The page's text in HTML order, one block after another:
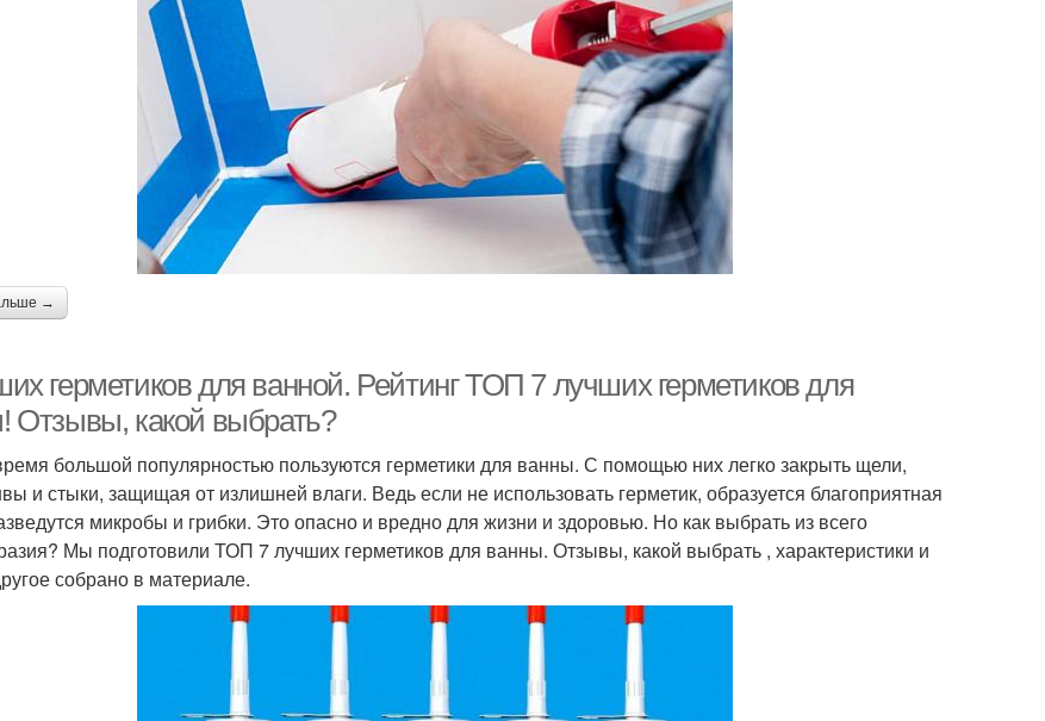
→
герметиков для ванной. Рейтинг ТОП 7 лучших герметиков для
Отзывы, какой выбрать?
большой популярностью пользуются герметики для ванны. С помощью них легко закрыть щели,
и стыки, защищая от излишней влаги. Ведь если не использовать герметик, образуется благоприятная
микробы и грибки. Это опасно и вредно для жизни и здоровью. Но как выбрать из всего
Мы подготовили ТОП 7 лучших герметиков для ванны. Отзывы, какой выбрать , характеристики и
собрано в материале.